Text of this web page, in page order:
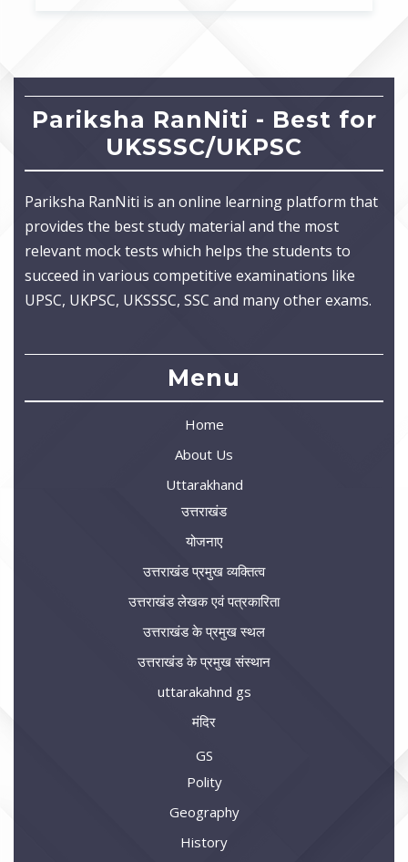
Pariksha RanNiti - Best for
UKSSSC/UKPSC
Pariksha RanNiti is an online learning platform that
provides the best study material and the most
relevant mock tests which helps the students to
succeed in various competitive examinations like
UPSC, UKPSC, UKSSSC, SSC and many other exams.
Menu
Home
About Us
Uttarakhand
उत्तराखंड
योजनाए
उत्तराखंड प्रमुख व्यक्तित्व
उत्तराखंड लेखक एवं पत्रकारिता
उत्तराखंड के प्रमुख स्थल
उत्तराखंड के प्रमुख संस्थान
uttarakahnd gs
मंदिर
GS
Polity
Geography
History